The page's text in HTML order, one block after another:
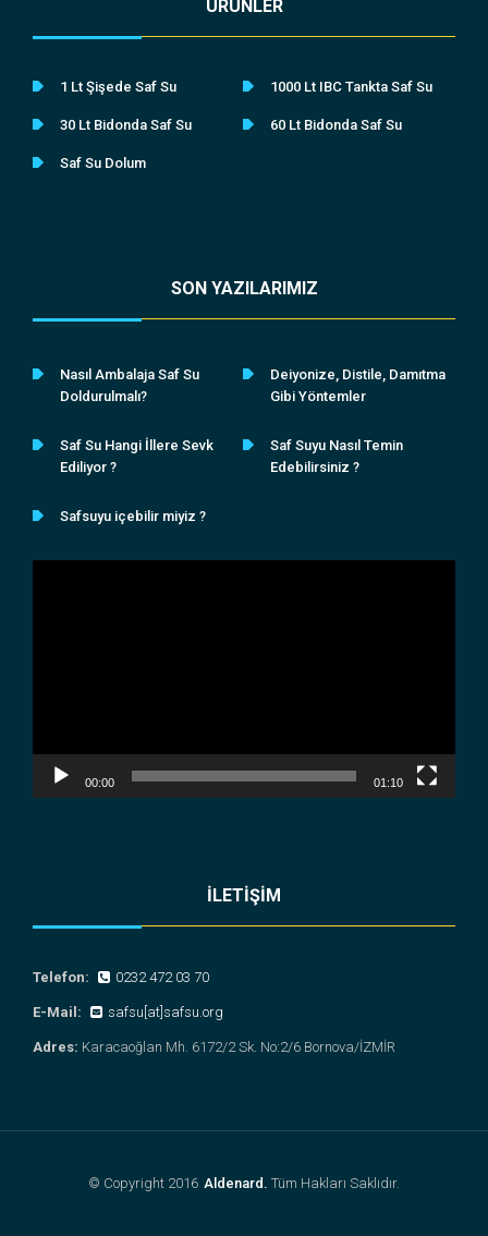
ÜRÜNLER
1 Lt Şişede Saf Su 1000 Lt IBC Tankta Saf Su
30 Lt Bidonda Saf Su 60 Lt Bidonda Saf Su
Saf Su Dolum
SON YAZILARIMIZ
Nasıl Ambalaja Saf Su
Doldurulmalı?
Deiyonize, Distile, Damıtma
Gibi Yöntemler
Saf Su Hangi İllere Sevk
Ediliyor ?
Saf Suyu Nasıl Temin
Edebilirsiniz ?
Safsuyu içebilir miyiz ?
00:00 01:10
İLETİŞİM
Telefon: 0232 472 03 70
E-Mail: safsu[at]safsu.org
Adres: Karacaoğlan Mh. 6172/2 Sk. No:2/6 Bornova/İZMİR
© Copyright 2016 Aldenard . Tüm Hakları Saklıdır.